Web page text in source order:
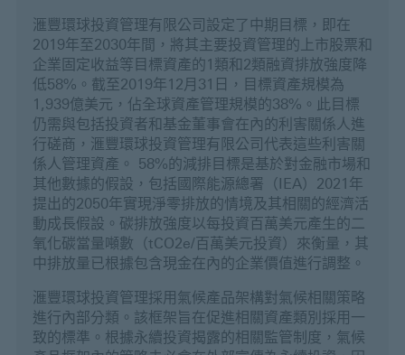
滙豐環球投資管理有限公司設定了中期目標，即在
2019年至2030年間，將其主要投資管理的上市股票和
企業固定收益等目標資產的1類和2類融資排放強度降
低58%。截至2019年12月31日，目標資產規模為
1,939億美元，佔全球資產管理規模的38%。此目標
仍需與包括投資者和基金董事會在內的利害關係人進
行磋商，滙豐環球投資管理有限公司代表這些利害關
係人管理資產。 58%的減排目標是基於對金融市場和
其他數據的假設，包括國際能源總署（IEA）2021年
提出的2050年實現淨零排放的情境及其相關的經濟活
動成長假設。碳排放強度以每投資百萬美元產生的二
氧化碳當量噸數（tCO2e/百萬美元投資）來衡量，其
中排放量已根據包含現金在內的企業價值進行調整。
滙豐環球投資管理採用氣候產品架構對氣候相關策略
進行內部分類。該框架旨在促進相關資產類別採用一
致的標準。根據永續投資揭露的相關監管制度，氣候